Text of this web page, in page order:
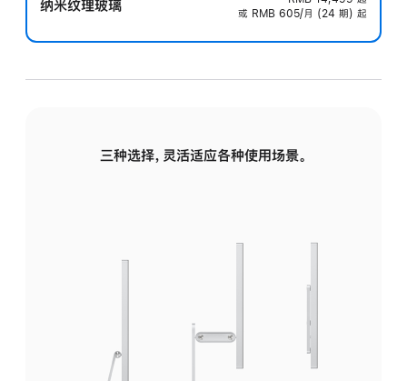
纳米纹理玻璃
或 RMB 605/月 (24 期) 起
三种选择，灵活适应各种使用场景。